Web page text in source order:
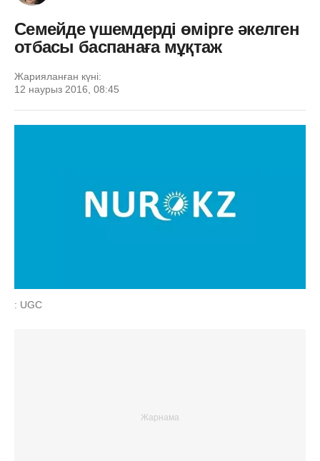
Семейде үшемдерді өмірге әкелген
отбасы баспанаға мұқтаж
Жарияланған күні:
12 наурыз 2016, 08:45
: UGC